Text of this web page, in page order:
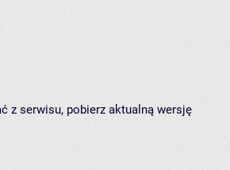
z serwisu, pobierz aktualną wersję